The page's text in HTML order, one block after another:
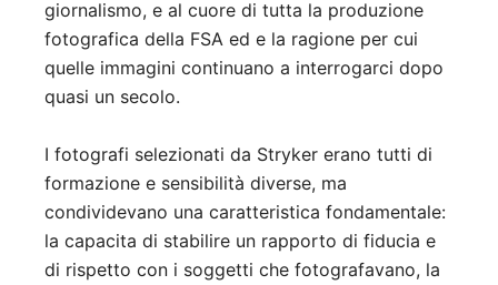
giornalismo, e al cuore di tutta la produzione
fotografica della FSA ed e la ragione per cui
quelle immagini continuano a interrogarci dopo
quasi un secolo.
I fotografi selezionati da Stryker erano tutti di
formazione e sensibilità diverse, ma
condividevano una caratteristica fondamentale:
la capacita di stabilire un rapporto di fiducia e
di rispetto con i soggetti che fotografavano, la